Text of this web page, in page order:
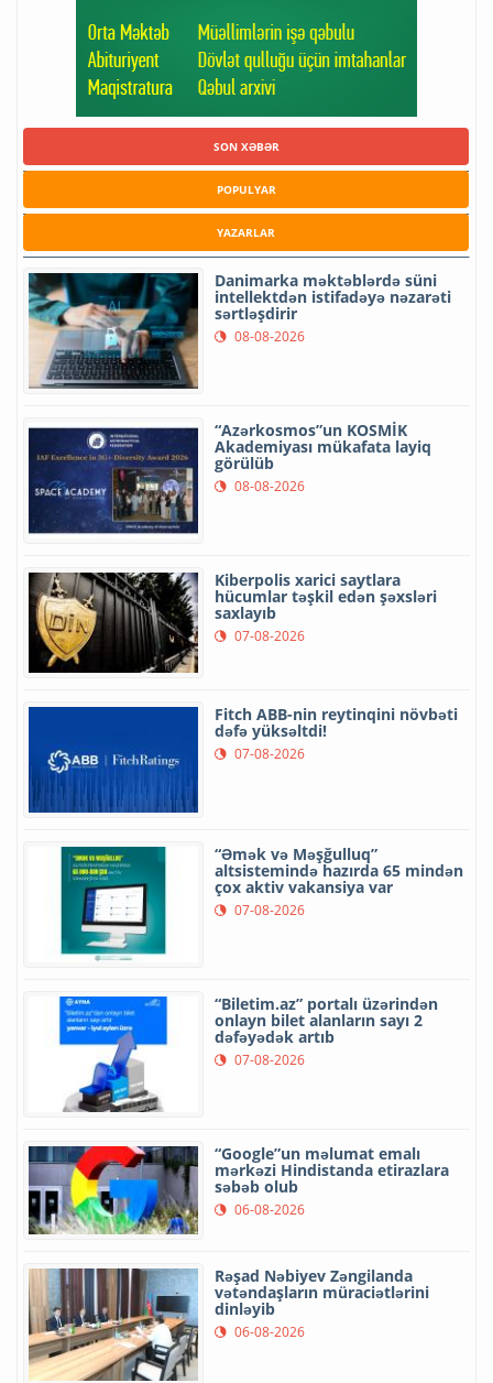
SON XƏBƏR
POPULYAR
YAZARLAR
Danimarka məktəblərdə süni
intellektdən istifadəyə nəzarəti
sərtləşdirir
08-08-2026
“Azərkosmos”un KOSMİK
Akademiyası mükafata layiq
görülüb
08-08-2026
Kiberpolis xarici saytlara
hücumlar təşkil edən şəxsləri
saxlayıb
07-08-2026
Fitch ABB-nin reytinqini növbəti
dəfə yüksəltdi!
07-08-2026
“Əmək və Məşğulluq”
altsistemində hazırda 65 mindən
çox aktiv vakansiya var
07-08-2026
“Biletim.az” portalı üzərindən
onlayn bilet alanların sayı 2
dəfəyədək artıb
07-08-2026
“Google”un məlumat emalı
mərkəzi Hindistanda etirazlara
səbəb olub
06-08-2026
Rəşad Nəbiyev Zəngilanda
vətəndaşların müraciətlərini
dinləyib
06-08-2026